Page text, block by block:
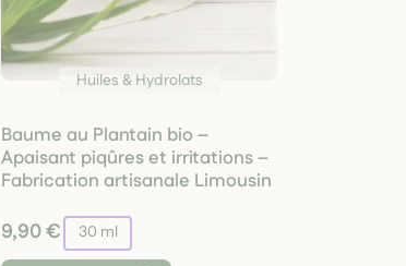
Huiles & Hydrolats
Baume au Plantain bio –
Apaisant piqûres et irritations –
Fabrication artisanale Limousin
9,90 € 30 ml